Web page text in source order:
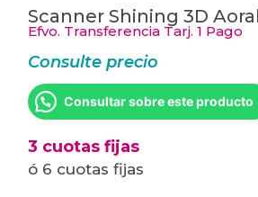
Scanner Shining 3D
Efvo. Transferencia Tarj. 1 Pago
Consulte precio
Consultar sobre este producto
3 cuotas fijas
ó 6 cuotas fijas